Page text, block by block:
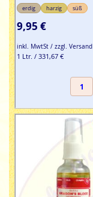
erdig harzig süß
9,95 €
inkl. MwtSt / zzgl. Versand
1 Ltr. / 331,67 €